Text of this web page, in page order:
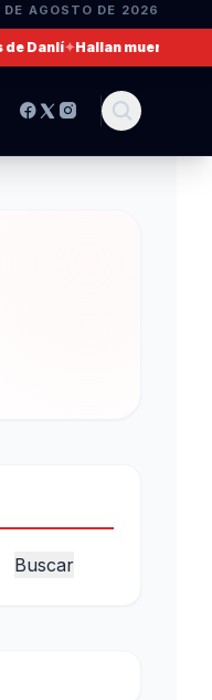
AGOSTO DE 2026
✦Hallan muerto a un